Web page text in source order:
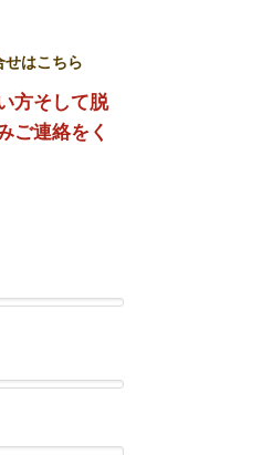
せはこちら
方そして脱
ご連絡をく